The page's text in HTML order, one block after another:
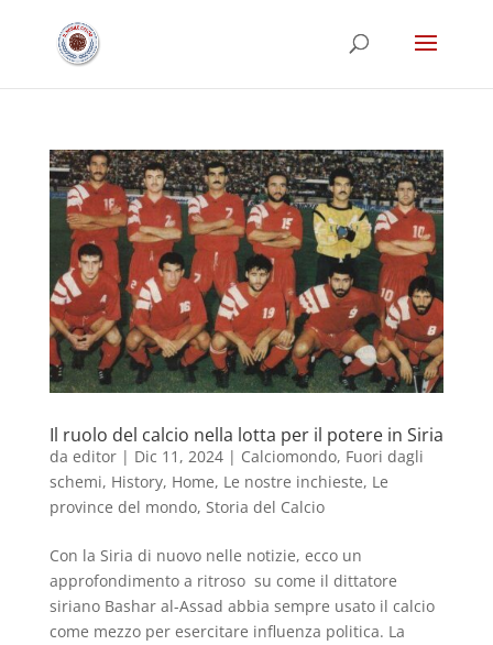
Il ruolo del calcio nella lotta per il potere in Siria
da editor| Dic 11, 2024| Calciomondo, Fuori dagli
schemi, History, Home, Le nostre inchieste, Le
province del mondo, Storia del Calcio
Con la Siria di nuovo nelle notizie, ecco un
approfondimento a ritroso su come il dittatore
siriano Bashar al-Assad abbia sempre usato il calcio
come mezzo per esercitare influenza politica. La